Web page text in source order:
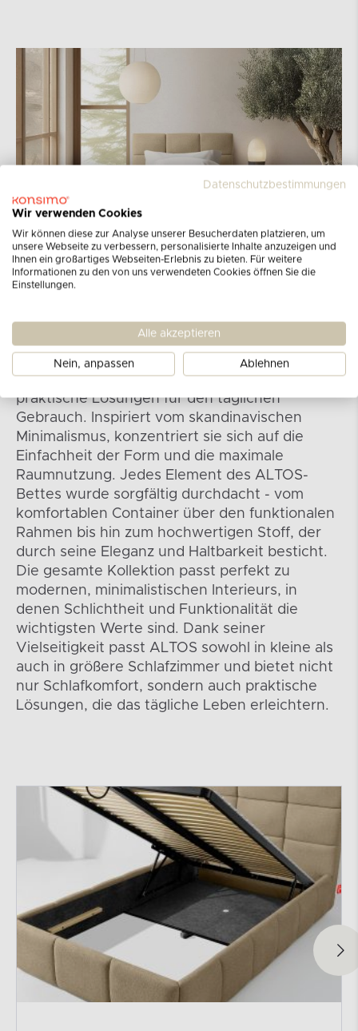
Kollektion ALTOS
Bei der Kollektion ALTOS geht es nicht nur um
Schönheit und Funktionalität, sondern auch um
praktische Lösungen für den täglichen
Gebrauch. Inspiriert vom skandinavischen
Minimalismus, konzentriert sie sich auf die
Einfachheit der Form und die maximale
Raumnutzung. Jedes Element des ALTOS-
Bettes wurde sorgfältig durchdacht - vom
komfortablen Container über den funktionalen
Rahmen bis hin zum hochwertigen Stoff, der
durch seine Eleganz und Haltbarkeit besticht.
Die gesamte Kollektion passt perfekt zu
modernen, minimalistischen Interieurs, in
denen Schlichtheit und Funktionalität die
wichtigsten Werte sind. Dank seiner
Vielseitigkeit passt ALTOS sowohl in kleine als
auch in größere Schlafzimmer und bietet nicht
nur Schlafkomfort, sondern auch praktische
Lösungen, die das tägliche Leben erleichtern.
Datenschutzbestimmungen
Wir verwenden Cookies
Wir können diese zur Analyse unserer Besucherdaten platzieren, um
unsere Webseite zu verbessern, personalisierte Inhalte anzuzeigen und
Ihnen ein großartiges Webseiten-Erlebnis zu bieten. Für weitere
Informationen zu den von uns verwendeten Cookies öffnen Sie die
Einstellungen.
Alle akzeptieren
Nein, anpassen Ablehnen